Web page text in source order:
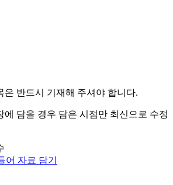
은 반드시 기재해 주셔야 합니다.
에 담을 경우 담은 시점만 최신으로 수정
어 자료 담기